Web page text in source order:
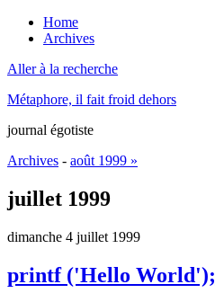
Home
Archives
Aller à la recherche
Métaphore, il fait froid dehors
journal égotiste
Archives - août 1999 »
juillet 1999
dimanche 4 juillet 1999
printf ('Hello World');